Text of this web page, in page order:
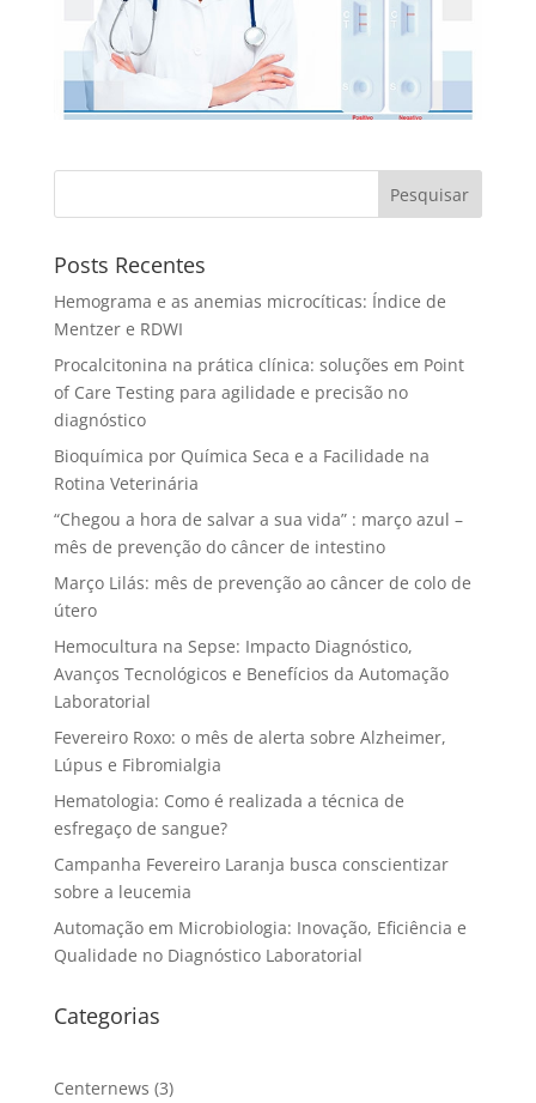
Pesquisar
Posts Recentes
Hemograma e as anemias microcíticas: Índice de
Mentzer e RDWI
Procalcitonina na prática clínica: soluções em Point
of Care Testing para agilidade e precisão no
diagnóstico
Bioquímica por Química Seca e a Facilidade na
Rotina Veterinária
“Chegou a hora de salvar a sua vida” : março azul –
mês de prevenção do câncer de intestino
Março Lilás: mês de prevenção ao câncer de colo de
útero
Hemocultura na Sepse: Impacto Diagnóstico,
Avanços Tecnológicos e Benefícios da Automação
Laboratorial
Fevereiro Roxo: o mês de alerta sobre Alzheimer,
Lúpus e Fibromialgia
Hematologia: Como é realizada a técnica de
esfregaço de sangue?
Campanha Fevereiro Laranja busca conscientizar
sobre a leucemia
Automação em Microbiologia: Inovação, Eficiência e
Qualidade no Diagnóstico Laboratorial
Categorias
Centernews (3)